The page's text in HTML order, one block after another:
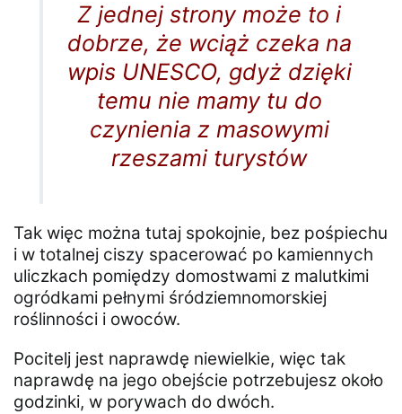
Z jednej strony może to i
dobrze, że wciąż czeka na
wpis UNESCO, gdyż dzięki
temu nie mamy tu do
czynienia z masowymi
rzeszami turystów
Tak więc można tutaj spokojnie, bez pośpiechu
i w totalnej ciszy spacerować po kamiennych
uliczkach pomiędzy domostwami z malutkimi
ogródkami pełnymi śródziemnomorskiej
roślinności i owoców.
Pocitelj jest naprawdę niewielkie, więc tak
naprawdę na jego obejście potrzebujesz około
godzinki, w porywach do dwóch.